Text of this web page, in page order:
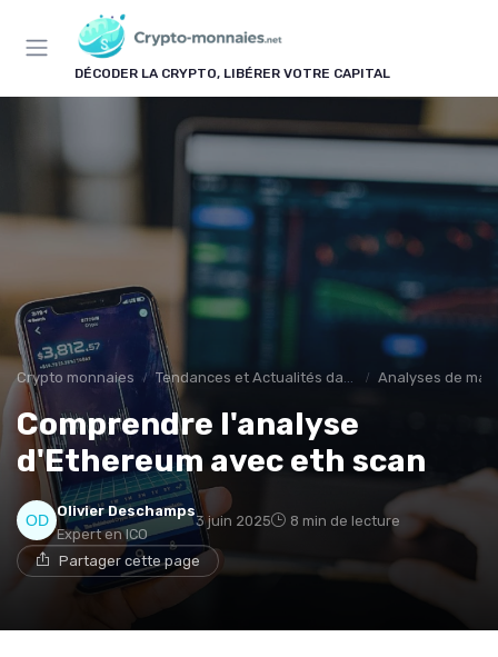
DÉCODER LA CRYPTO, LIBÉRER VOTRE CAPITAL
Crypto monnaies Tendances et Actualités dans les cryptomonnaies Analyses de
Comprendre l'analyse
d'Ethereum avec eth scan
Olivier Deschamps
Expert en ICO
3 juin 2025 8 min de lecture
Partager cette page
Panneau de gestion des cookies